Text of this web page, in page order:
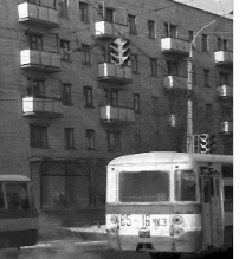
💸